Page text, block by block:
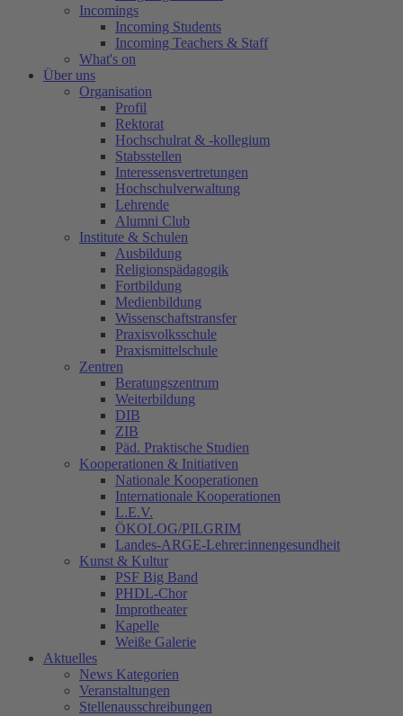
Incomings
Incoming Students
Incoming Teachers & Staff
What's on
Über uns
Organisation
Profil
Rektorat
Hochschulrat & -kollegium
Stabsstellen
Interessensvertretungen
Hochschulverwaltung
Lehrende
Alumni Club
Institute & Schulen
Ausbildung
Religionspädagogik
Fortbildung
Medienbildung
Wissenschaftstransfer
Praxisvolksschule
Praxismittelschule
Zentren
Beratungszentrum
Weiterbildung
DIB
ZIB
Päd. Praktische Studien
Kooperationen & Initiativen
Nationale Kooperationen
Internationale Kooperationen
L.E.V.
ÖKOLOG/PILGRIM
Landes-ARGE-Lehrer:innengesundheit
Kunst & Kultur
PSF Big Band
PHDL-Chor
Improtheater
Kapelle
Weiße Galerie
Aktuelles
News Kategorien
Veranstaltungen
Stellenausschreibungen